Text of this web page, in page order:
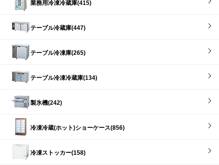
業務用冷凍冷蔵庫(415)
テーブル冷蔵庫(447)
テーブル冷凍庫(265)
テーブル冷凍冷蔵庫(134)
製氷機(242)
冷凍冷蔵(ホット)ショーケース(856)
冷凍ストッカー(158)